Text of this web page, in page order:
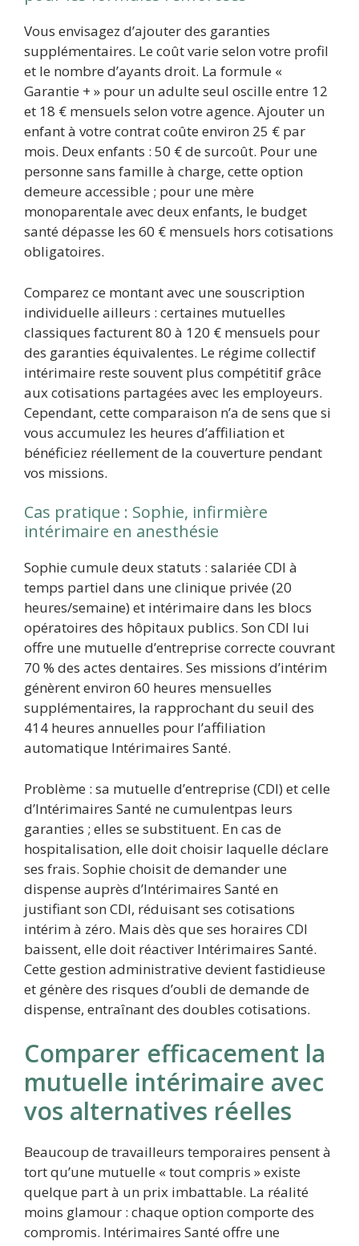
Vous envisagez d’ajouter des garanties
supplémentaires. Le coût varie selon votre profil
et le nombre d’ayants droit. La formule «
Garantie + » pour un adulte seul oscille entre 12
et 18 € mensuels selon votre agence. Ajouter un
enfant à votre contrat coûte environ 25 € par
mois. Deux enfants : 50 € de surcoût. Pour une
personne sans famille à charge, cette option
demeure accessible ; pour une mère
monoparentale avec deux enfants, le budget
santé dépasse les 60 € mensuels hors cotisations
obligatoires.
Comparez ce montant avec une souscription
individuelle ailleurs : certaines mutuelles
classiques facturent 80 à 120 € mensuels pour
des garanties équivalentes. Le régime collectif
intérimaire reste souvent plus compétitif grâce
aux cotisations partagées avec les employeurs.
Cependant, cette comparaison n’a de sens que si
vous accumulez les heures d’affiliation et
bénéficiez réellement de la couverture pendant
vos missions.
Cas pratique : Sophie, infirmière
intérimaire en anesthésie
Sophie cumule deux statuts : salariée CDI à
temps partiel dans une clinique privée (20
heures/semaine) et intérimaire dans les blocs
opératoires des hôpitaux publics. Son CDI lui
offre une mutuelle d’entreprise correcte couvrant
70 % des actes dentaires. Ses missions d’intérim
génèrent environ 60 heures mensuelles
supplémentaires, la rapprochant du seuil des
414 heures annuelles pour l’affiliation
automatique Intérimaires Santé.
Problème : sa mutuelle d’entreprise (CDI) et celle
d’Intérimaires Santé ne cumulentpas leurs
garanties ; elles se substituent. En cas de
hospitalisation, elle doit choisir laquelle déclare
ses frais. Sophie choisit de demander une
dispense auprès d’Intérimaires Santé en
justifiant son CDI, réduisant ses cotisations
intérim à zéro. Mais dès que ses horaires CDI
baissent, elle doit réactiver Intérimaires Santé.
Cette gestion administrative devient fastidieuse
et génère des risques d’oubli de demande de
dispense, entraînant des doubles cotisations.
Comparer efficacement la
mutuelle intérimaire avec
vos alternatives réelles
Beaucoup de travailleurs temporaires pensent à
tort qu’une mutuelle « tout compris » existe
quelque part à un prix imbattable. La réalité
moins glamour : chaque option comporte des
compromis. Intérimaires Santé offre une